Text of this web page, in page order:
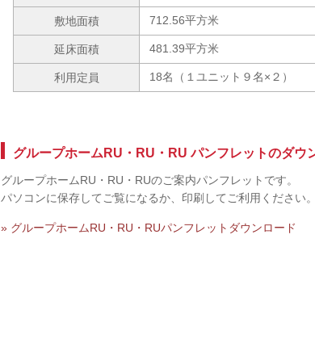
敷地面積 712.56平方米
延床面積 481.39平方米
利用定員 18名（１ユニット９名×２）
グループホームRU・RU・RU パンフレットのダウ
グループホームRU・RU・RUのご案内パンフレットです。
パソコンに保存してご覧になるか、印刷してご利用ください。
» グループホームRU・RU・RUパンフレットダウンロード